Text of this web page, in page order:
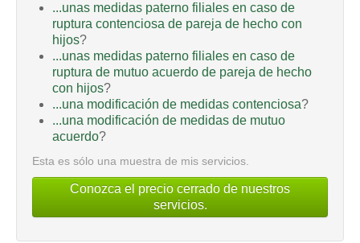
...unas medidas paterno filiales en caso de
ruptura contenciosa de pareja de hecho con
hijos?
...unas medidas paterno filiales en caso de
ruptura de mutuo acuerdo de pareja de hecho
con hijos?
...una modificación de medidas contenciosa?
...una modificación de medidas de mutuo
acuerdo?
Esta es sólo una muestra de mis servicios.
Conozca el precio cerrado de nuestros
servicios.